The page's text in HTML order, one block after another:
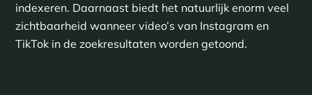
indexeren. Daarnaast biedt het natuurlijk enorm veel
zichtbaarheid wanneer video’s van Instagram en
TikTok in de zoekresultaten worden getoond.